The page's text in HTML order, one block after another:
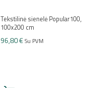
Tekstilinė sienelė Popular100,
100x200 cm
96,80 € Su PVM